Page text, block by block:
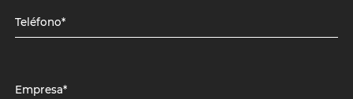
Teléfono*
Empresa*